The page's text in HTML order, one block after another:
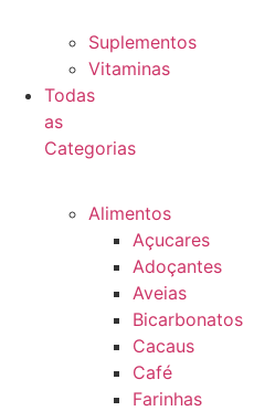
Suplementos
Vitaminas
Todas
as
Categorias
Alimentos
Açucares
Adoçantes
Aveias
Bicarbonatos
Cacaus
Café
Farinhas